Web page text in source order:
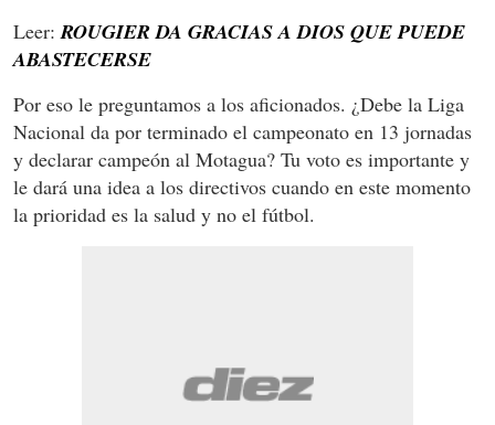
Leer: ROUGIER DA GRACIAS A DIOS QUE PUEDE
ABASTECERSE
Por eso le preguntamos a los aficionados. ¿Debe la Liga
Nacional da por terminado el campeonato en 13 jornadas
y declarar campeón al Motagua? Tu voto es importante y
le dará una idea a los directivos cuando en este momento
la prioridad es la salud y no el fútbol.